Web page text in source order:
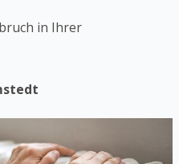
in Ihrer